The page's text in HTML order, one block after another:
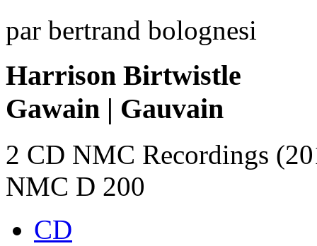
par bertrand bolognesi
Harrison Birtwistle
Gawain | Gauvain
2 CD NMC Recordings
NMC D 200
CD